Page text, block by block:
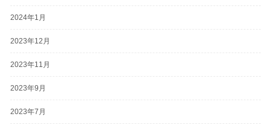
2024年1月
2023年12月
2023年11月
2023年9月
2023年7月